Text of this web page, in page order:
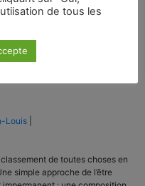
Louis
de toutes choses en
simple approche de l’être
de tous les